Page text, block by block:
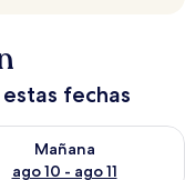
fechas
- ago 10
Mañana
ago 10 - ago 11
la disponibilidad